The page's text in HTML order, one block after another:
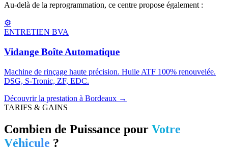
Au-delà de la reprogrammation, ce centre propose également :
⚙️
ENTRETIEN BVA
Vidange Boîte Automatique
Machine de rinçage haute précision. Huile ATF 100% renouvelée.
DSG, S-Tronic, ZF, EDC.
Découvrir la prestation à Bordeaux →
TARIFS & GAINS
Combien de Puissance pour Votre
Véhicule ?